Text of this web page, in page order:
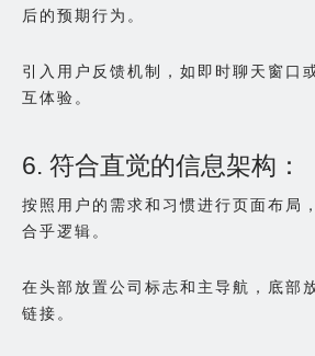
后的预期行为。
引入用户反馈机制，如即时聊天窗口
互体验。
6. 符合直觉的信息架构：
按照用户的需求和习惯进行页面布局
合乎逻辑。
在头部放置公司标志和主导航，底部
链接。